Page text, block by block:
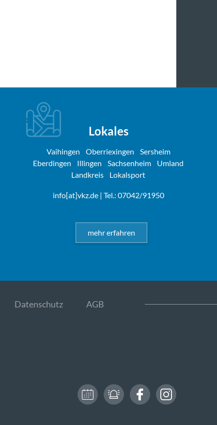
Lokales
Vaihingen Oberriexingen
Sersheim
Eberdingen
Illingen Sachsenheim
Umland
Landkreis
Lokalsport
info[at]vkz.de| Tel.: 07042/91950
mehr erfahren
Datenschutz AGB